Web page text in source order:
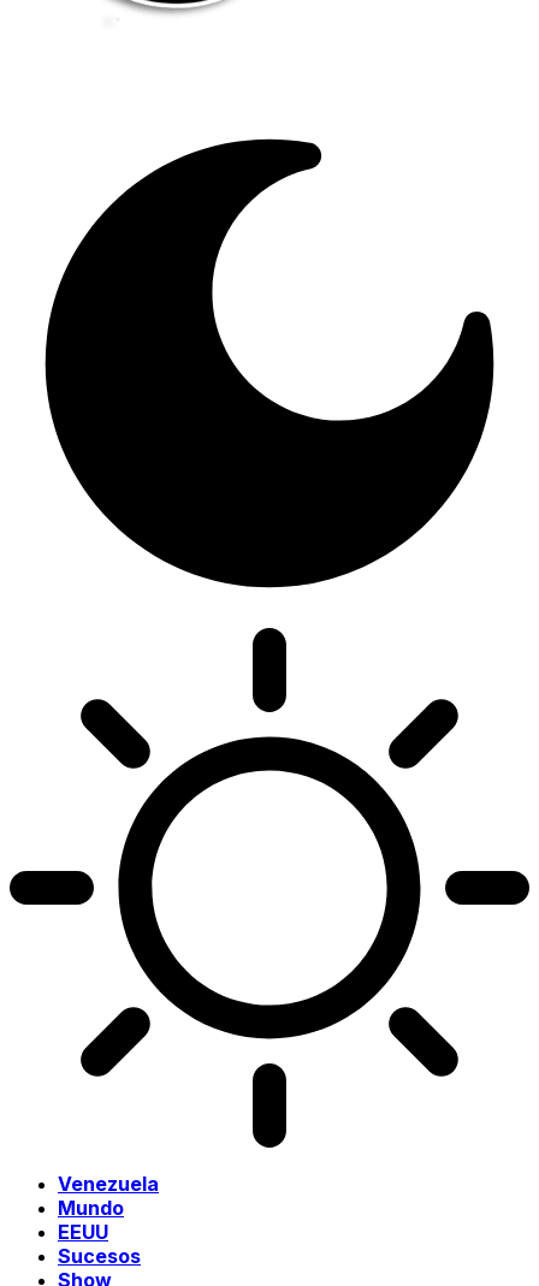
Venezuela
Mundo
EEUU
Sucesos
Show